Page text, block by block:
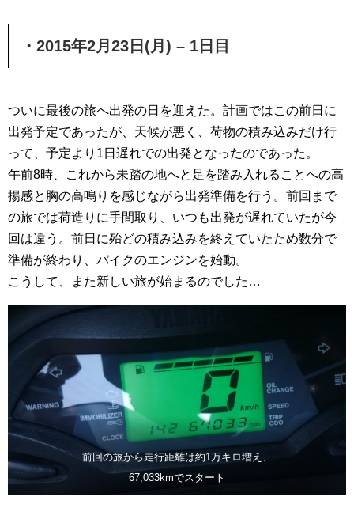
・2015年2月23日(月) – 1日目
ついに最後の旅へ出発の日を迎えた。計画ではこの前日に
出発予定であったが、天候が悪く、荷物の積み込みだけ行
って、予定より1日遅れでの出発となったのであった。
午前8時、これから未踏の地へと足を踏み入れることへの高
揚感と胸の高鳴りを感じながら出発準備を行う。前回まで
の旅では荷造りに手間取り、いつも出発が遅れていたが今
回は違う。前日に殆どの積み込みを終えていたため数分で
準備が終わり、バイクのエンジンを始動。
こうして、また新しい旅が始まるのでした…
前回の旅から走行距離は約1万キロ増え、
67,033kmでスタート